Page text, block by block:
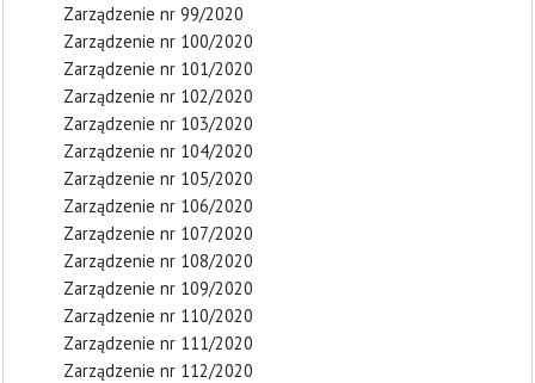
Zarządzenie nr 99/2020
Zarządzenie nr 100/2020
Zarządzenie nr 101/2020
Zarządzenie nr 102/2020
Zarządzenie nr 103/2020
Zarządzenie nr 104/2020
Zarządzenie nr 105/2020
Zarządzenie nr 106/2020
Zarządzenie nr 107/2020
Zarządzenie nr 108/2020
Zarządzenie nr 109/2020
Zarządzenie nr 110/2020
Zarządzenie nr 111/2020
Zarządzenie nr 112/2020